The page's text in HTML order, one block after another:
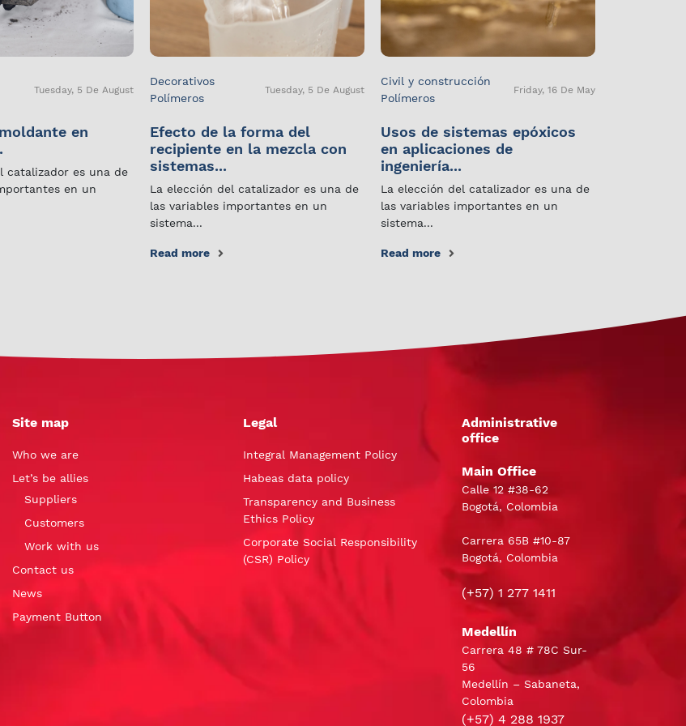
Tuesday, 5 De August
en
catalizador es una de
en un
Decorativos
Polímeros
Tuesday, 5 De August
Efecto de la forma del
recipiente en la mezcla con
sistemas...
La elección del catalizador es una de
las variables importantes en un
sistema...
Read more
Civil y construcción
Polímeros
Friday, 16 De May
Usos de sistemas epóxicos
en aplicaciones de
ingeniería...
La elección del catalizador es una de
las variables importantes en un
sistema...
Read more
Site map
Who we are
Let’s be allies
Suppliers
Customers
Work with us
Contact us
News
Payment Button
Legal
Integral Management Policy
Habeas data policy
Transparency and Business
Ethics Policy
Corporate Social Responsibility
(CSR) Policy
Administrative
office
Main Office
Calle 12 #38-62
Bogotá, Colombia
Carrera 65B #10-87
Bogotá, Colombia
(+57) 1 277 1411
Medellín
Carrera 48 # 78C Sur-
56
Medellín – Sabaneta,
Colombia
(+57) 4 288 1937